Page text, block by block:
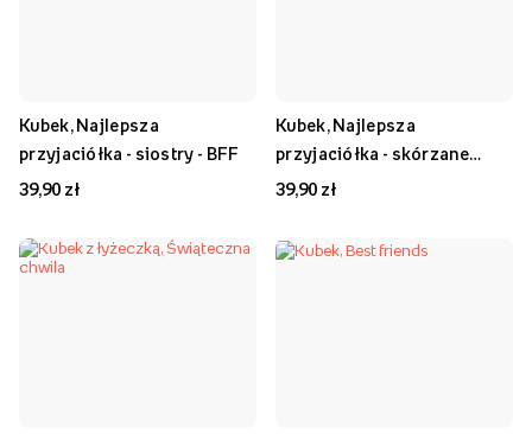
Kubek, Najlepsza
przyjaciółka - siostry - BFF
39,90 zł
Kubek, Najlepsza
przyjaciółka - skórzane
kurtki - BFF
39,90 zł